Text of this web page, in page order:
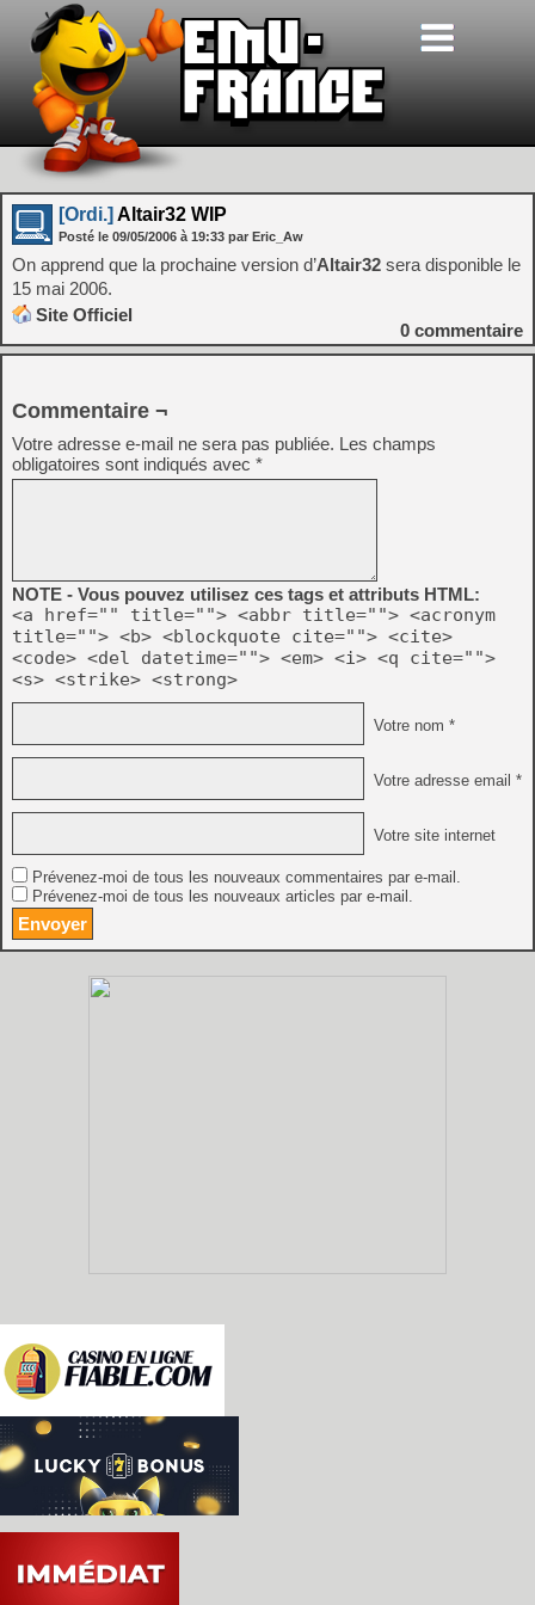
[Ordi.] Altair32 WIP
Posté le 09/05/2006 à 19:33 par Eric_Aw
On apprend que la prochaine version d’Altair32 sera disponible le
15 mai 2006.
Site Officiel
0 commentaire
Commentaire ¬
Votre adresse e-mail ne sera pas publiée. Les champs
obligatoires sont indiqués avec *
NOTE - Vous pouvez utilisez ces tags et attributs HTML:
<a href="" title=""> <abbr title=""> <acronym
title=""> <b> <blockquote cite=""> <cite>
<code> <del datetime=""> <em> <i> <q cite="">
<s> <strike> <strong>
Votre nom *
Votre adresse email *
Votre site internet
Prévenez-moi de tous les nouveaux commentaires par e-mail.
Prévenez-moi de tous les nouveaux articles par e-mail.